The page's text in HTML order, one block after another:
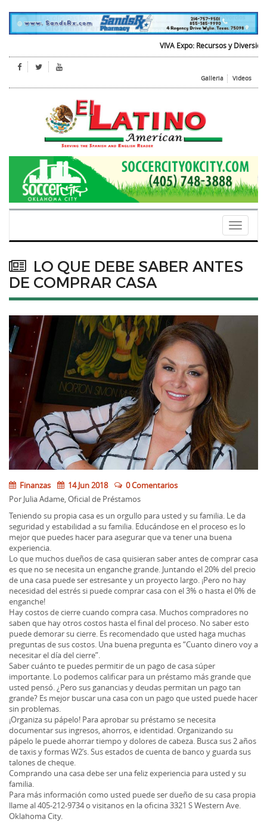
VIVA Expo: Recursos y Diversion
Galleria Videos
Toggle
LO QUE DEBE SABER ANTES
DE COMPRAR CASA
Finanzas 14 Jun 2018
0 Comentarios
Por Julia Adame, Oficial de Préstamos
Teniendo su propia casa es un orgullo para usted y su familia. Le da
seguridad y estabilidad a su familia. Educándose en el proceso es lo
mejor que puedes hacer para asegurar que va tener una buena
experiencia.
Lo que muchos dueños de casa quisieran saber antes de comprar casa
es que no se necesita un enganche grande. Juntando el 20% del precio
de una casa puede ser estresante y un proyecto largo. ¡Pero no hay
necesidad del estrés si puede comprar casa con el 3% o hasta el 0% de
enganche!
Hay costos de cierre cuando compra casa. Muchos compradores no
saben que hay otros costos hasta el final del proceso. No saber esto
puede demorar su cierre. Es recomendado que usted haga muchas
preguntas de sus costos. Una buena pregunta es “Cuanto dinero voy a
necesitar el día del cierre”.
Saber cuánto te puedes permitir de un pago de casa súper
importante. Lo podemos calificar para un préstamo más grande que
usted pensó. ¿Pero sus ganancias y deudas permitan un pago tan
grande? Es mejor buscar una casa con un pago que usted puede hacer
sin problemas.
¡Organiza su pápelo! Para aprobar su préstamo se necesita
documentar sus ingresos, ahorros, e identidad. Organizando su
pápelo le puede ahorrar tiempo y dolores de cabeza. Busca sus 2 años
de taxis y formas W2’s. Sus estados de cuenta de banco y guarda sus
talones de cheque.
Comprando una casa debe ser una feliz experiencia para usted y su
familia.
Para más información como usted puede ser dueño de su casa propia
llame al 405-212-9734 o visitanos en la oficina 3321 S Western Ave.
Oklahoma City.